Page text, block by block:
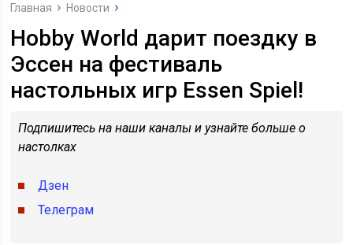
Главная Новости
Hobby World дарит поездку в
Эссен на фестиваль
настольных игр Essen Spiel!
Подпишитесь на наши каналы и узнайте больше о
настолках
Дзен
Телеграм